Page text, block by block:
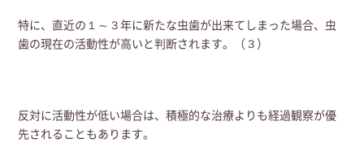
特に、直近の１～３年に新たな虫歯が出来てしまった場合、虫
歯の現在の活動性が高いと判断されます。（３）
反対に活動性が低い場合は、積極的な治療よりも経過観察が優
先されることもあります。